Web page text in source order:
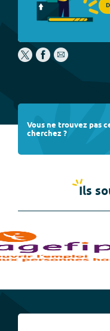
Vous ne trouvez pas
cherchez ?
Ils